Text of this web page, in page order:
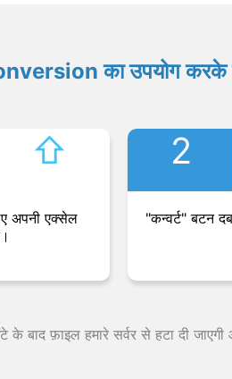
का उपयोग करके
⇧︎
अपनी एक्सेल
2
"कन्वर्ट" बटन
के बाद फ़ाइल हमारे सर्वर से हटा दी